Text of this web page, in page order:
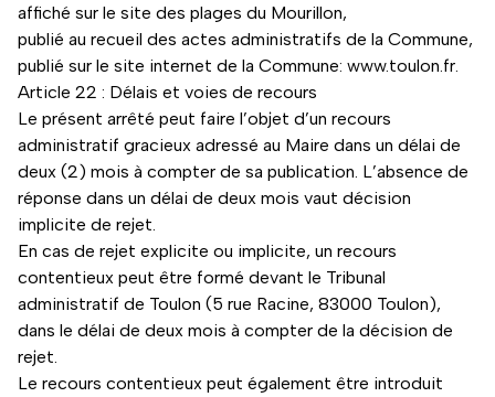
affiché sur le site des plages du Mourillon,
publié au recueil des actes administratifs de la Commune,
publié sur le site internet de la Commune: www.toulon.fr.
Article 22 : Délais et voies de recours
Le présent arrêté peut faire l’objet d’un recours
administratif gracieux adressé au Maire dans un délai de
deux (2) mois à compter de sa publication. L’absence de
réponse dans un délai de deux mois vaut décision
implicite de rejet.
En cas de rejet explicite ou implicite, un recours
contentieux peut être formé devant le Tribunal
administratif de Toulon (5 rue Racine, 83000 Toulon),
dans le délai de deux mois à compter de la décision de
rejet.
Le recours contentieux peut également être introduit